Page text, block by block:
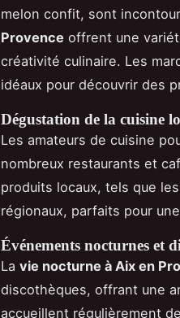
melon confit, sont
Provence offrent une
créativité culinaire. Les
idéaux pour découvrir des
Dégustation de la cuisine
Les amateurs de cuisine
nombreux restaurants et
produits locaux, tels que
régionaux, parfaits pour
Événements nocturnes et
La vie nocturne à Aix en
discothèques, offrant une
accueillent régulièrement